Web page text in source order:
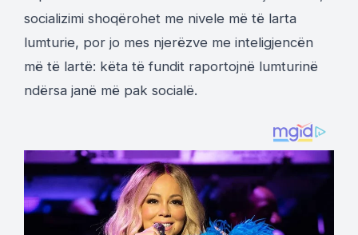
socializimi shoqërohet me nivele më të larta
lumturie, por jo mes njerëzve me inteligjencën
më të lartë: këta të fundit raportojnë lumturinë
ndërsa janë më pak socialë.